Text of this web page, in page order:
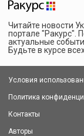
Читайте новости
портале "Ракурс".
актуальные
Будьте в курсе
Условия
Политика
Контакты
Авторы